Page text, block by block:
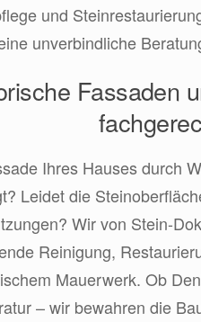
und
unverbindliche
Fassaden
Ihres Hauses durch
Leidet die
Wir von Stein-
Reinigung,
Mauerwerk. Ob
– wir bewahren die